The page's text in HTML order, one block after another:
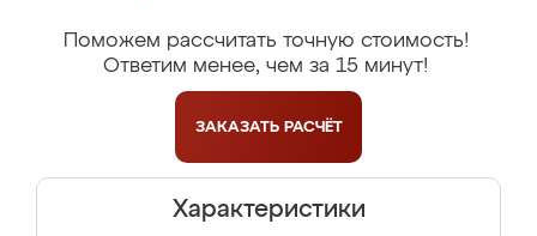
Поможем рассчитать точную стоимость!
Ответим менее, чем за 15 минут!
ЗАКАЗАТЬ РАСЧЁТ
Характеристики